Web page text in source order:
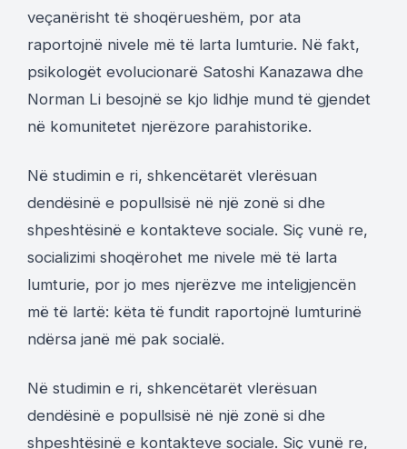
veçanërisht të shoqërueshëm, por ata
raportojnë nivele më të larta lumturie. Në fakt,
psikologët evolucionarë Satoshi Kanazawa dhe
Norman Li besojnë se kjo lidhje mund të gjendet
në komunitetet njerëzore parahistorike.
Në studimin e ri, shkencëtarët vlerësuan
dendësinë e popullsisë në një zonë si dhe
shpeshtësinë e kontakteve sociale. Siç vunë re,
socializimi shoqërohet me nivele më të larta
lumturie, por jo mes njerëzve me inteligjencën
më të lartë: këta të fundit raportojnë lumturinë
ndërsa janë më pak socialë.
Në studimin e ri, shkencëtarët vlerësuan
dendësinë e popullsisë në një zonë si dhe
shpeshtësinë e kontakteve sociale. Siç vunë re,